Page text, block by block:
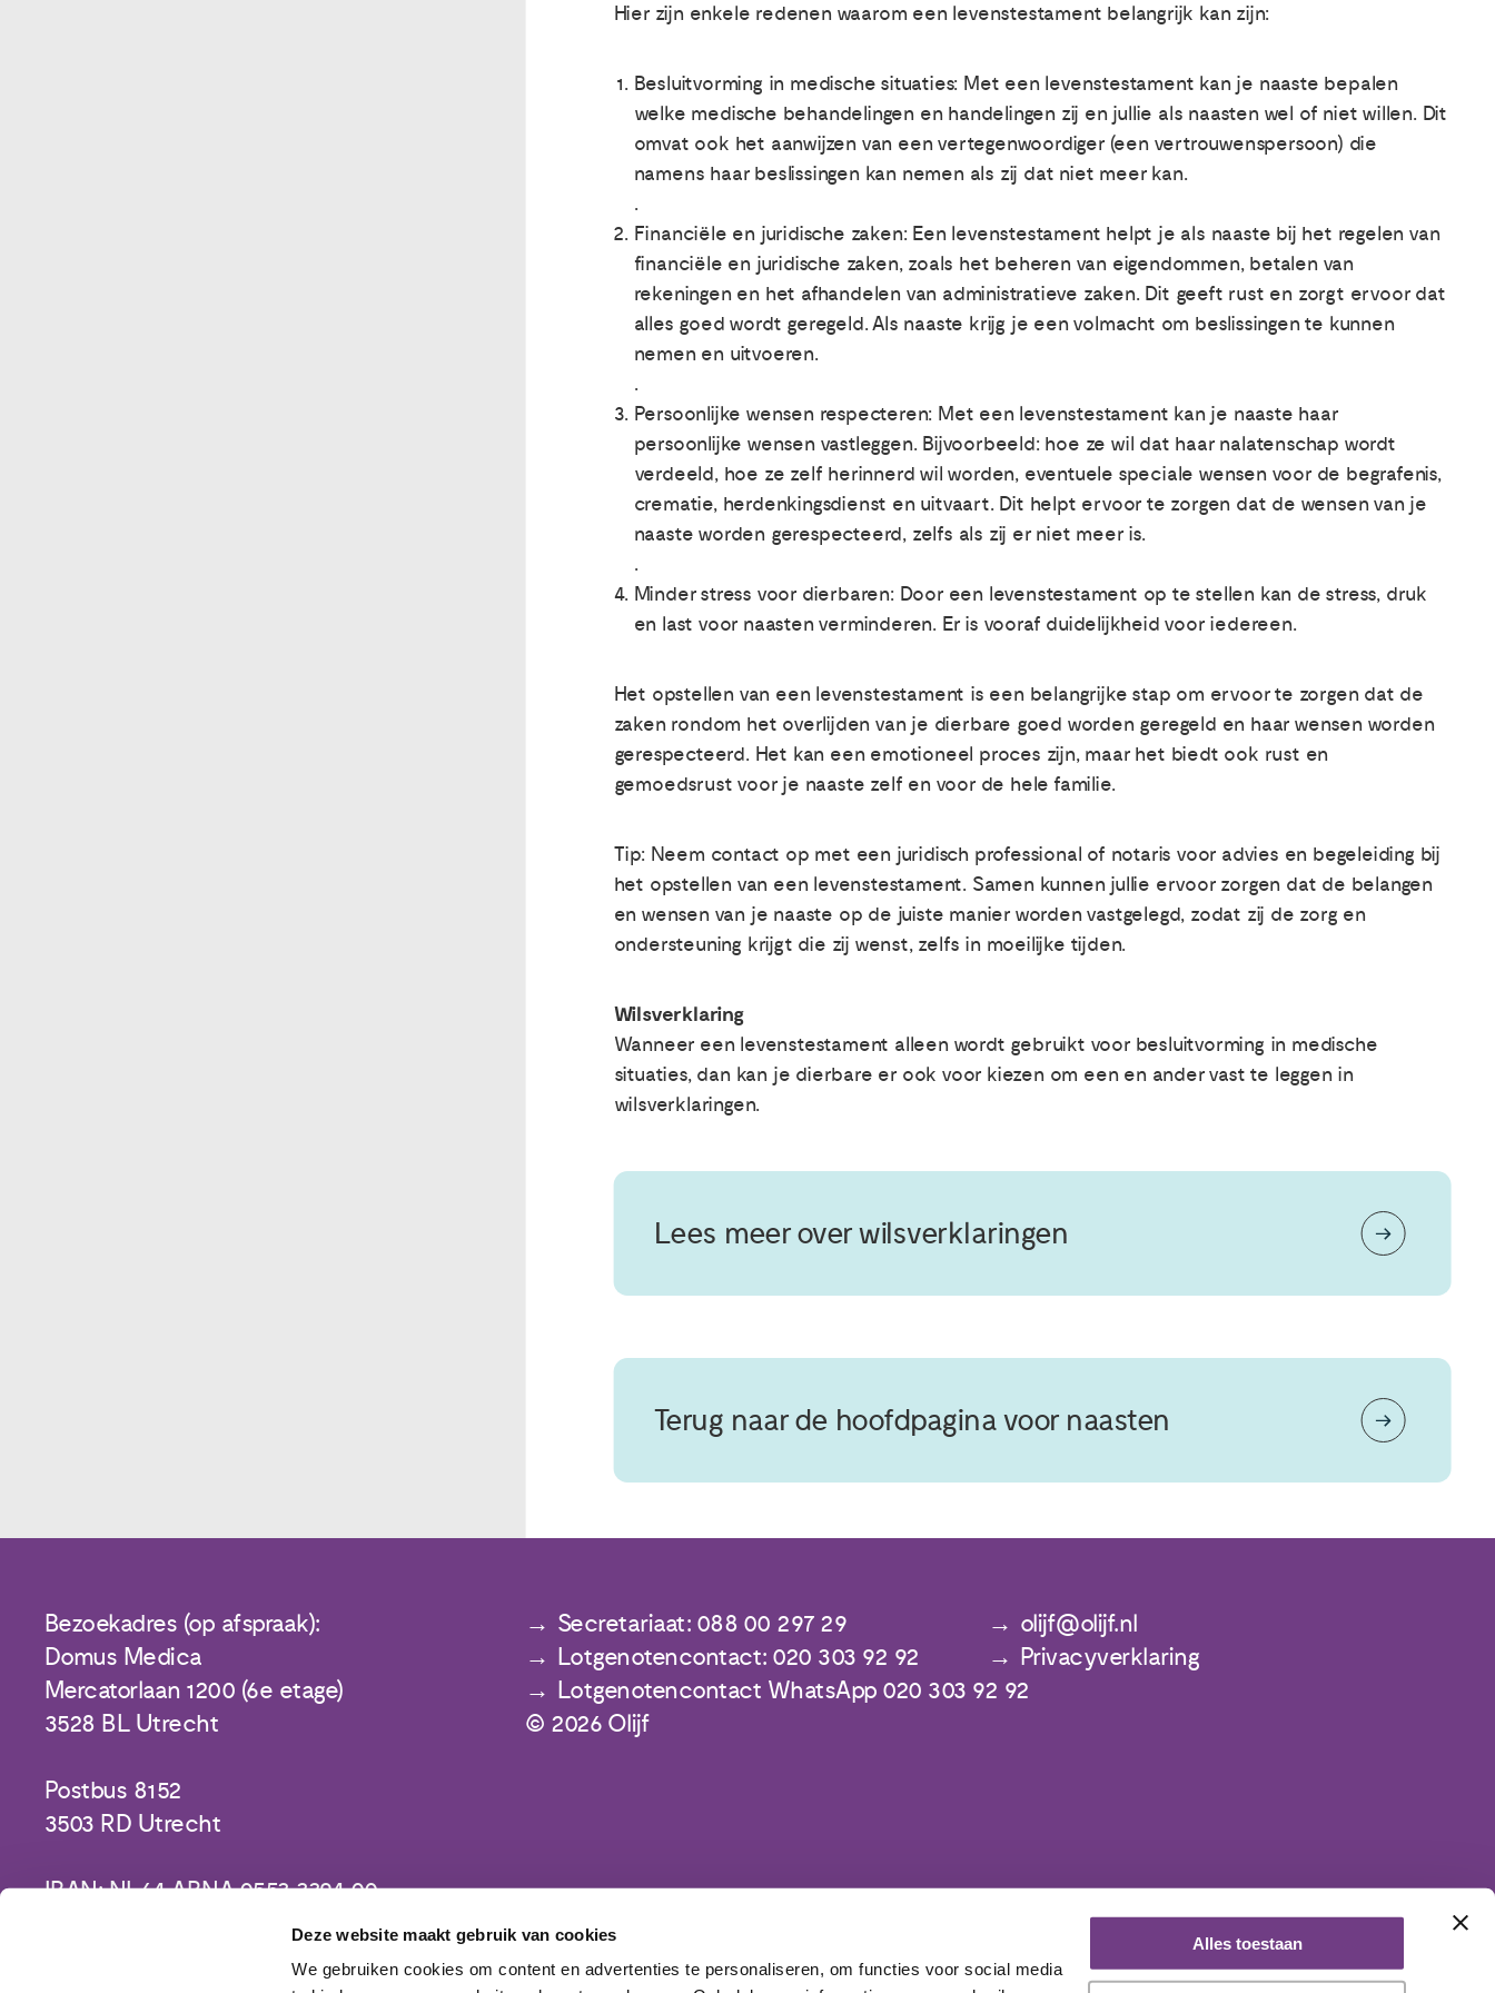
Deze website maakt gebruik van cookies
We gebruiken cookies om content en advertenties te personaliseren, om functies voor social media
Alles toestaan
Hier zijn enkele redenen waarom een levenstestament belangrijk kan zijn:
Besluitvorming in medische situaties: Met een levenstestament kan je naaste bepalen
welke medische behandelingen en handelingen zij en jullie als naasten wel of niet willen. Dit
omvat ook het aanwijzen van een vertegenwoordiger (een vertrouwenspersoon) die
namens haar beslissingen kan nemen als zij dat niet meer kan.
.
Financiële en juridische zaken: Een levenstestament helpt je als naaste bij het regelen van
financiële en juridische zaken, zoals het beheren van eigendommen, betalen van
rekeningen en het afhandelen van administratieve zaken. Dit geeft rust en zorgt ervoor dat
alles goed wordt geregeld. Als naaste krijg je een volmacht om beslissingen te kunnen
nemen en uitvoeren.
.
Persoonlijke wensen respecteren: Met een levenstestament kan je naaste haar
persoonlijke wensen vastleggen. Bijvoorbeeld: hoe ze wil dat haar nalatenschap wordt
verdeeld, hoe ze zelf herinnerd wil worden, eventuele speciale wensen voor de begrafenis,
crematie, herdenkingsdienst en uitvaart. Dit helpt ervoor te zorgen dat de wensen van je
naaste worden gerespecteerd, zelfs als zij er niet meer is.
.
Minder stress voor dierbaren: Door een levenstestament op te stellen kan de stress, druk
en last voor naasten verminderen. Er is vooraf duidelijkheid voor iedereen.
Het opstellen van een levenstestament is een belangrijke stap om ervoor te zorgen dat de
zaken rondom het overlijden van je dierbare goed worden geregeld en haar wensen worden
gerespecteerd. Het kan een emotioneel proces zijn, maar het biedt ook rust en
gemoedsrust voor je naaste zelf en voor de hele familie.
Tip: Neem contact op met een juridisch professional of notaris voor advies en begeleiding bij
het opstellen van een levenstestament. Samen kunnen jullie ervoor zorgen dat de belangen
en wensen van je naaste op de juiste manier worden vastgelegd, zodat zij de zorg en
ondersteuning krijgt die zij wenst, zelfs in moeilijke tijden.
Wilsverklaring
Wanneer een levenstestament alleen wordt gebruikt voor besluitvorming in medische
situaties, dan kan je dierbare er ook voor kiezen om een en ander vast te leggen in
wilsverklaringen.
Lees meer over wilsverklaringen
Terug naar de hoofdpagina voor naasten
Bezoekadres (op afspraak):
Domus Medica
Mercatorlaan 1200 (6e etage)
3528 BL Utrecht
Postbus 8152
3503 RD Utrecht
IBAN: NL64 ABNA 0553 3394 00
Secretariaat: 088 00 297 29
olijf@olijf.nl
Lotgenotencontact: 020 303 92 92
Privacyverklaring
Lotgenotencontact WhatsApp 020 303 92 92
© 2026 Olijf
Meld je aan voor de nieuwsbrief